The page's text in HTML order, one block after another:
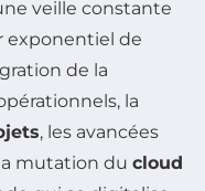
veille constante
exponentiel de
de la
la
, les avancées
mutation du cloud